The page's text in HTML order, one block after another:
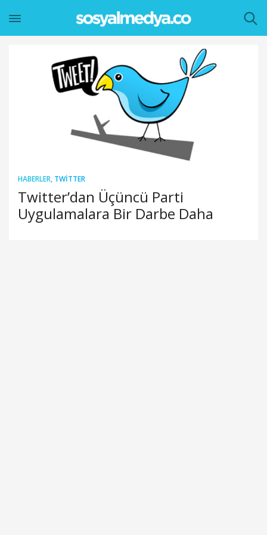
HABERLER, TWITTER
Twitter’dan Üçüncü Parti
Uygulamalara Bir Darbe Daha